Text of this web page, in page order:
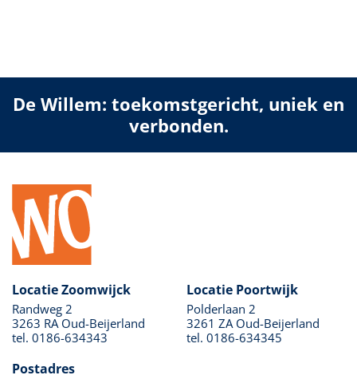
De Willem: toekomstgericht, uniek en
verbonden.
Locatie Zoomwijck
Randweg 2
3263 RA Oud-Beijerland
tel. 0186-634343
Locatie Poortwijk
Polderlaan 2
3261 ZA Oud-Beijerland
tel. 0186-634345
Postadres